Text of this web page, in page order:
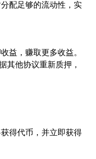
配足够的流动性，实
益，赚取更多收益。
其他协议重新质押，
得代币，并立即获得